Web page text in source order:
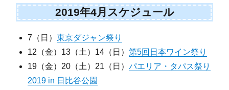
2019年4月スケジュール
7（日）東京ダジャン祭り
12（金）13（土）14（日）第5回日本ワイン祭り
19（金）20（土）21（日）パエリア・タパス祭り
2019 in 日比谷公園